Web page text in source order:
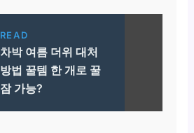
READ
차박 여름 더위 대처
방법 꿀템 한 개로 꿀
잠 가능?